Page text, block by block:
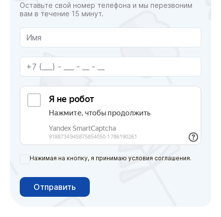
Оставьте свой номер телефона и мы перезвоним
вам в течение 15 минут.
Нажимая на кнопку, я принимаю условия соглашения.
Отправить